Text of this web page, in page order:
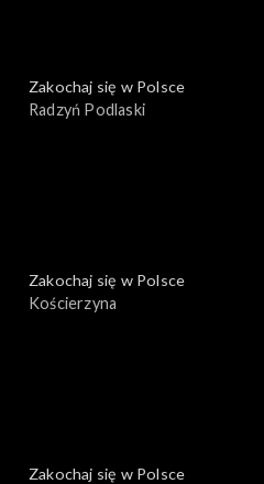
Zakochaj się w Polsce
Radzyń Podlaski
Zakochaj się w Polsce
Kościerzyna
Zakochaj się w Polsce